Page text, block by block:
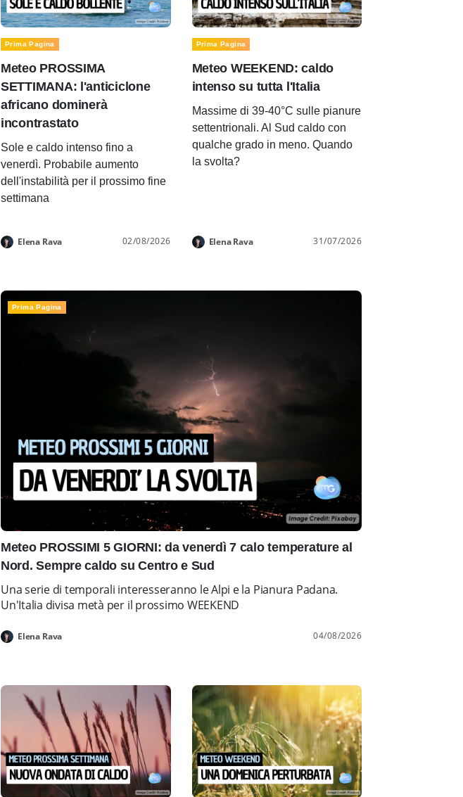
Prima Pagina
Meteo PROSSIMA
SETTIMANA: l'anticiclone
africano dominerà
incontrastato
Sole e caldo intenso fino a
venerdì. Probabile aumento
dell'instabilità per il prossimo fine
settimana
Elena Rava 02/08/2026
Prima Pagina
Meteo WEEKEND: caldo
intenso su tutta l'Italia
Massime di 39-40°C sulle pianure
settentrionali. Al Sud caldo con
qualche grado in meno. Quando
la svolta?
Elena Rava 31/07/2026
Prima Pagina
Meteo PROSSIMI 5 GIORNI: da venerdì 7 calo temperature al
Nord. Sempre caldo su Centro e Sud
Una serie di temporali interesseranno le Alpi e la Pianura Padana.
Un'Italia divisa metà per il prossimo WEEKEND
Elena Rava 04/08/2026